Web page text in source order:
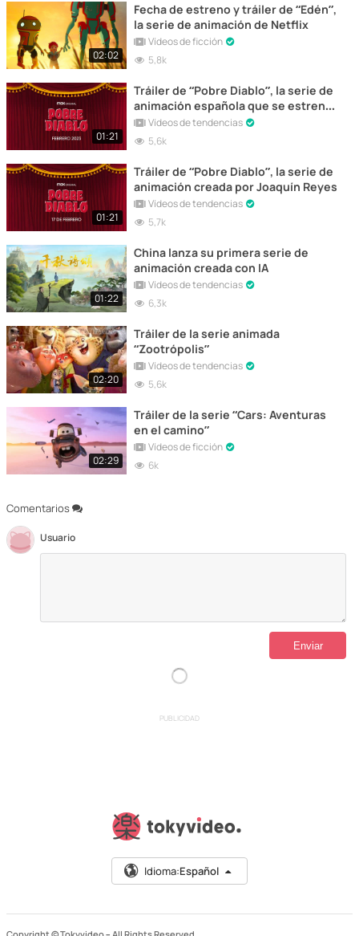
Comentarios
Usuario
02:02
Fecha de estreno y tráiler de “Edén”,
la serie de animación de Netflix
Vídeos de ficción
5,8k
01:21
Tráiler de “Pobre Diablo”, la serie de
animación española que se estrena
hoyVídeos de tendencias
5,6k
01:21
Tráiler de “Pobre Diablo”, la serie de
animación creada por Joaquín Reyes
Vídeos de tendencias
5,7k
01:22
China lanza su primera serie de
animación creada con IA
Vídeos de tendencias
6,3k
02:20
Tráiler de la serie animada
“Zootrópolis”
Vídeos de tendencias
5,6k
02:29
Tráiler de la serie “Cars: Aventuras
en el camino”
Vídeos de ficción
6k
PUBLICIDAD
Idioma:Español